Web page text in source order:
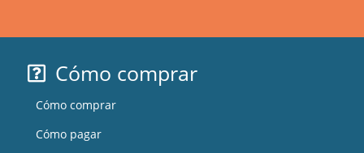
Cómo comprar
Cómo comprar
Cómo pagar